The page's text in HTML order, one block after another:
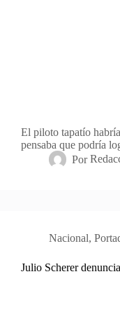
El piloto tapatío
pensaba que podría
Por
Nacional,
Julio Scherer